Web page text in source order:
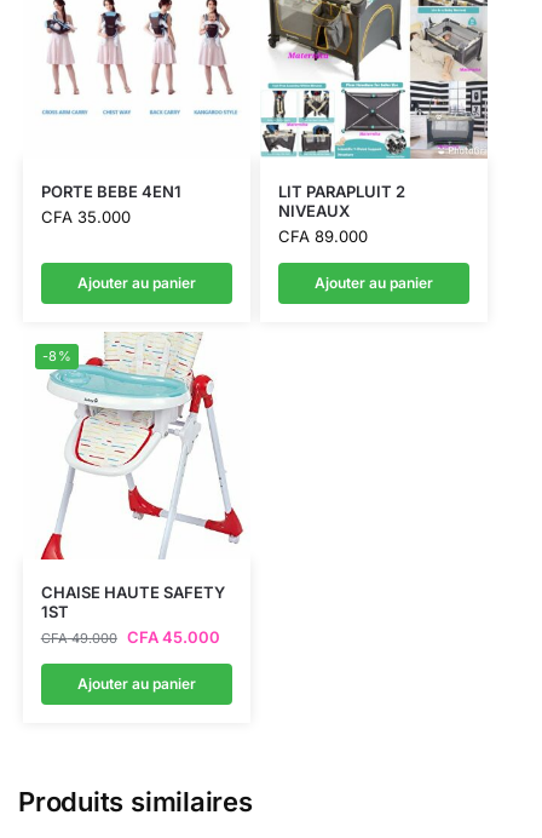
PORTE BEBE 4EN1
CFA35.000
Ajouter au panier
LIT PARAPLUIT 2
NIVEAUX
CFA89.000
Ajouter au panier
-8%
CHAISE HAUTE SAFETY
1ST
CFA49.000 CFA45.000
Ajouter au panier
Produits similaires